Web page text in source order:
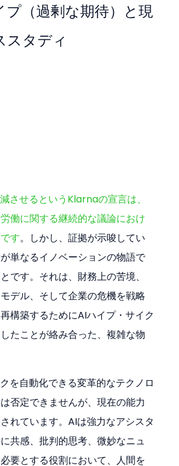
プ（過剰な期待）と現
スタディ
させるというKlarnaの宣言は、
働に関する継続的な議論におけ
す。しかし、証拠が示唆してい
単なるイノベーションの物語で
です。それは、財務上の苦境、
デル、そして企業の危機を戦略
構築するためにAIハイプ・サイク
たことが絡み合った、複雑な物
を自動化できる変革的なテクノロ
否定できませんが、現在の能力
れています。AIは強力なアシスタ
共感、批判的思考、微妙なニュ
要とする役割において、人間を